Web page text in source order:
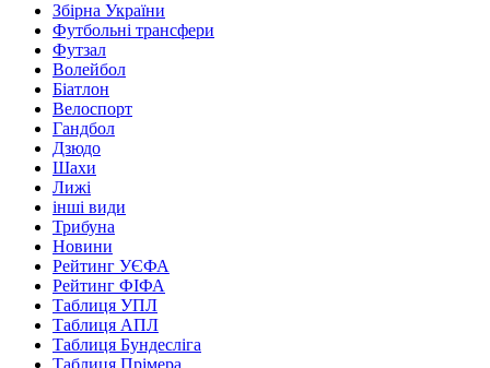
Збірна України
Футбольні трансфери
Футзал
Волейбол
Біатлон
Велоспорт
Гандбол
Дзюдо
Шахи
Лижі
інші види
Трибуна
Новини
Рейтинг УЄФА
Рейтинг ФІФА
Таблиця УПЛ
Таблиця АПЛ
Таблиця Бундесліга